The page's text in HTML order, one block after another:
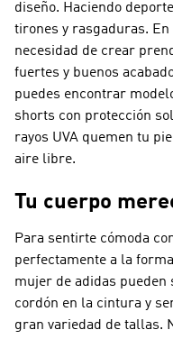
diseño. Haciendo
tirones y rasgaduras.
necesidad de crear
fuertes y buenos
puedes encontrar
shorts con protección
rayos UVA quemen tu
aire libre.
Tu cuerpo
Para sentirte cómoda
perfectamente a la
mujer de adidas
cordón en la cintura y
gran variedad de tallas.